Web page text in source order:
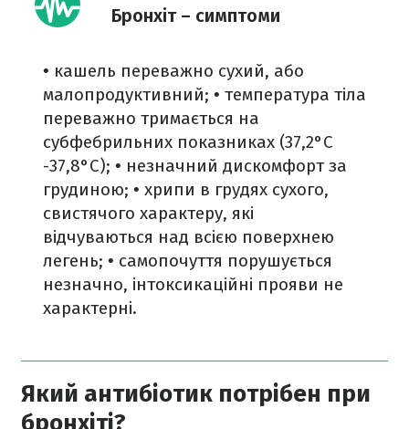
Бронхіт – симптоми
• кашель переважно сухий, або
малопродуктивний; • температура тіла
переважно тримається на
субфебрильних показниках (37,2°C
-37,8°C); • незначний дискомфорт за
грудиною; • хрипи в грудях сухого,
свистячого характеру, які
відчуваються над всією поверхнею
легень; • самопочуття порушується
незначно, інтоксикаційні прояви не
характерні.
Який антибіотик потрібен при
бронхіті?